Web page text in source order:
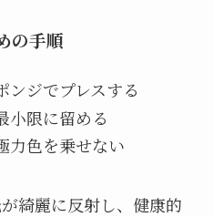
の手順
ンジでプレスする
小限に留める
力色を乗せない
綺麗に反射し、健康的